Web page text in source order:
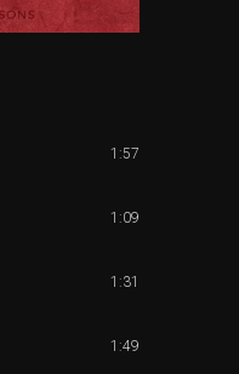
1:57
1:09
1:31
1:49